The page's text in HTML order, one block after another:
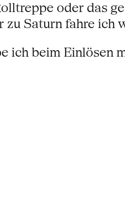
oder das
Saturn fahre ich
ich beim Einlösen